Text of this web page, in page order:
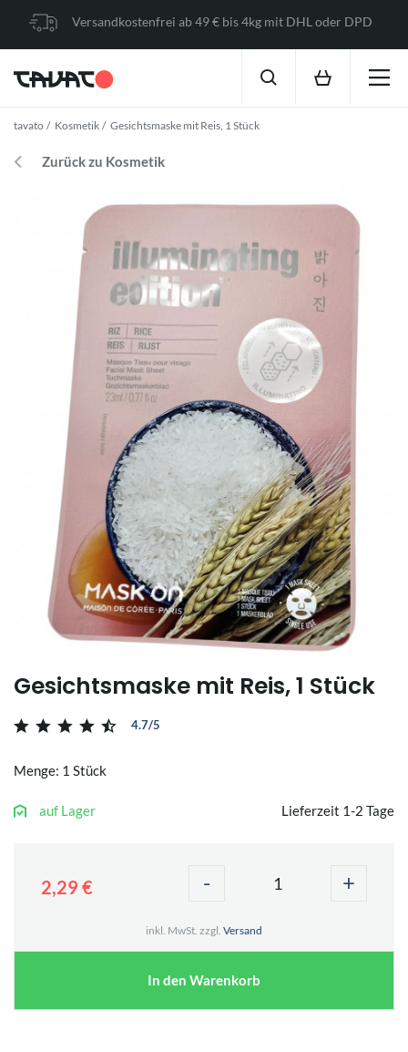
Versandkostenfrei ab 49 € bis 4kg mit DHL oder DPD
tavato Kosmetik Gesichtsmaske mit Reis, 1 Stück
Zurück zu Kosmetik
Gesichtsmaske mit Reis, 1 Stück
4.7/5
Menge: 1 Stück
auf Lager Lieferzeit 1-2 Tage
2,29 € - +
inkl. MwSt. zzgl. Versand
In den Warenkorb